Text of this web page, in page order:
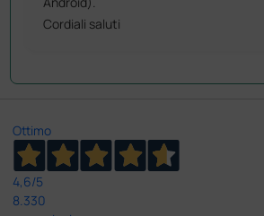
Cordiali saluti
Ottimo
4,6/5
8.330